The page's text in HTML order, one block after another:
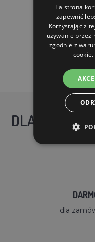
DO
DLACZEGO
dla
Ta strona
zapewnić
Korzystając z
używanie przez
zgodnie z
cookie.